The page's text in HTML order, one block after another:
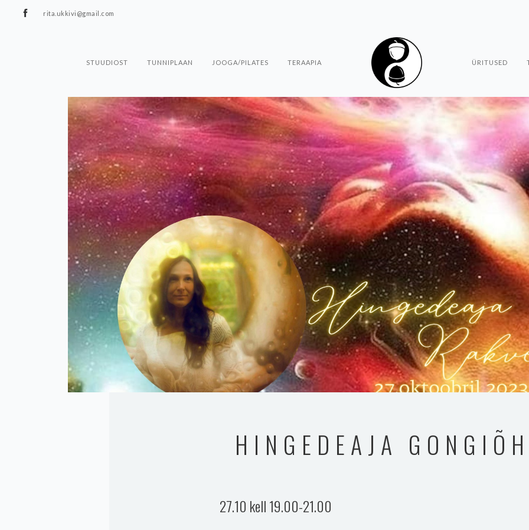
rita.ukkivi@gmail.com
STUUDIOST TUNNIPLAAN JOOGA/PILATES TERAAPIA ÜRITUSED
HINGEDEAJA
27.10 kell 19.00-21.00